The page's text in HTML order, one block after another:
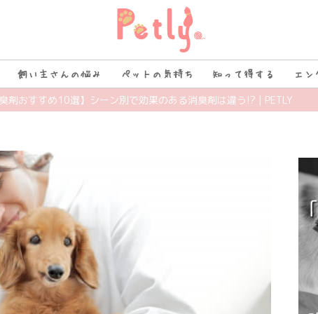
飼い主さんの悩み ペットの気持ち 知って得する エン
剤おすすめ10選】シーン別で効果のある消臭剤は違う!? | PETLY